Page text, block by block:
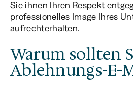
Sie ihnen Ihren Respekt
professionelles Image Ihres
aufrechterhalten.
Warum sollten
Ablehnungs-E-